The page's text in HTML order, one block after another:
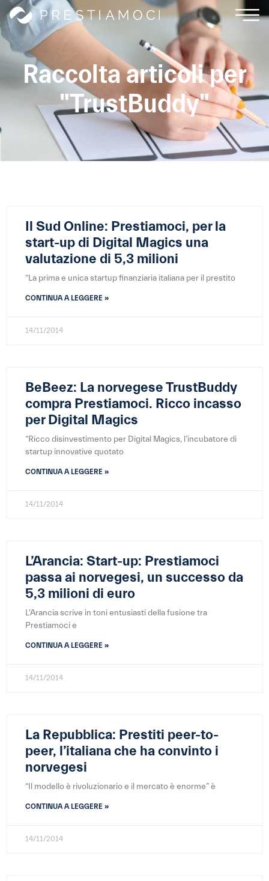
Raccolta articoli per
"TrustBuddy"
Il Sud Online: Prestiamoci, per la
start-up di Digital Magics una
valutazione di 5,3 milioni
“La prima e unica startup finanziaria italiana per il prestito
CONTINUA A LEGGERE »
14/11/2014
BeBeez: La norvegese TrustBuddy
compra Prestiamoci. Ricco incasso
per Digital Magics
“Ricco disinvestimento per Digital Magics, l’incubatore di
startup innovative quotato
CONTINUA A LEGGERE »
14/11/2014
L’Arancia: Start-up: Prestiamoci
passa ai norvegesi, un successo da
5,3 milioni di euro
L'Arancia scrive in toni entusiasti della fusione tra
Prestiamoci e
CONTINUA A LEGGERE »
14/11/2014
La Repubblica: Prestiti peer-to-
peer, l’italiana che ha convinto i
norvegesi
“Il modello è rivoluzionario e il mercato è enorme” è
CONTINUA A LEGGERE »
14/11/2014